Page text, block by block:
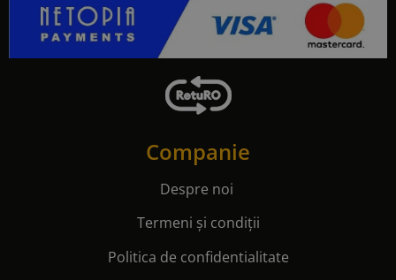
Companie
Despre noi
Termeni și condiții
Politica de confidentialitate